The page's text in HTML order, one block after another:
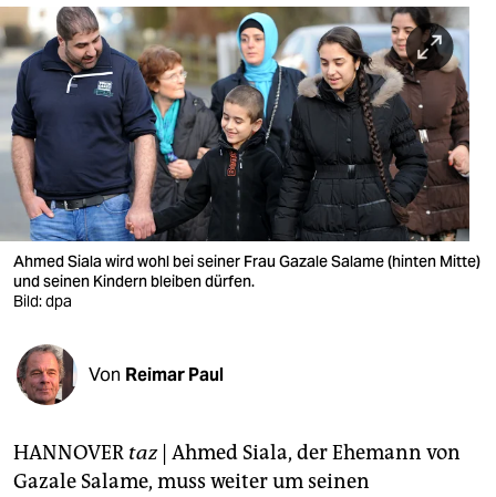
sport
berlin
nord
wahrheit
verlag
verlag
veranstaltungen
shop
fragen & hilfe
abo
Ahmed Siala wird wohl bei seiner Frau Gazale Salame (hinten Mitte)
und seinen Kindern bleiben dürfen.
Bild: dpa
Von Reimar Paul
HANNOVER taz| Ahmed Siala, der Ehemann von
Gazale Salame, muss weiter um seinen